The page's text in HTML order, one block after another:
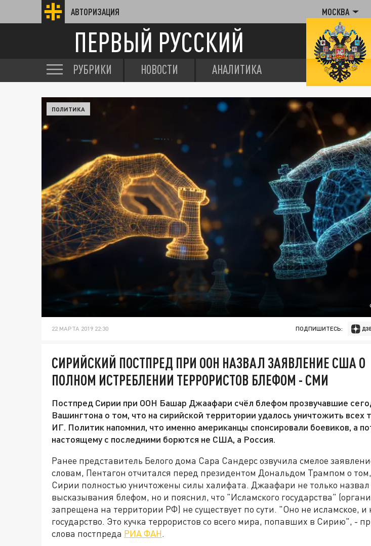
АВТОРИЗАЦИЯ МОСКВА
ПЕРВЫЙ РУССКИЙ
РУБРИКИ НОВОСТИ АНАЛИТИКА
ПОЛИТИКА
22 МАРТА 2019 22:30 ПОДПИШИТЕСЬ:
СИРИЙСКИЙ ПОСТПРЕД ПРИ ООН НАЗВАЛ ЗАЯВЛЕНИЕ США О
ПОЛНОМ ИСТРЕБЛЕНИИ ТЕРРОРИСТОВ БЛЕФОМ - СМИ
Постпред Сирии при ООН Башар Джаафари счёл блефом прозвучавшие
Вашингтона о том, что на сирийской территории удалось уничтожить всех
ИГ. Политик напомнил, что именно американцы спонсировали боевиков, а
настоящему с последними борются не США, а Россия.
Ранее представитель Белого дома Сара Сандерс озвучила смелое
словам, Пентагон отчитался перед президентом Дональдом Трампом о
Сирии полностью уничтожены силы халифата. Джаафари не только назвал
высказывания блефом, но и пояснил, что "Исламского государства"
запрещена на территории РФ) не существует по сути. "Оно не исламское, и
государство. Это кучка террористов со всего мира, попавших в Сирию", -
слова постпреда РИА ФАН.